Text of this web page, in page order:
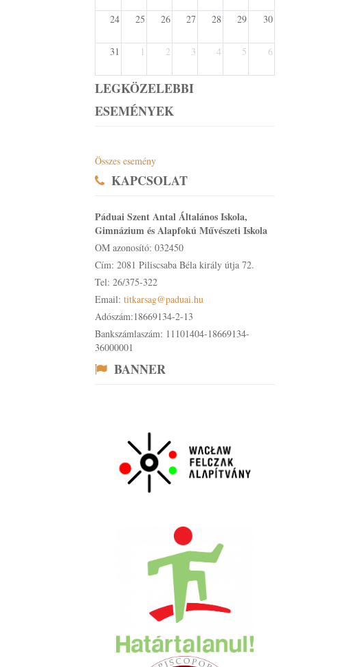
24 25 26 27 28 29 30
31 1 2 3 4 5 6
LEGKÖZELEBBI
ESEMÉNYEK
Összes esemény
KAPCSOLAT
Páduai Szent Antal Általános Iskola,
Gimnázium és Alapfokú Művészeti Iskola
OM azonosító: 032450
Cím: 2081 Piliscsaba Béla király útja 72.
Tel: 26/375-322
Email: titkarsag@paduai.hu
Adószám:18669134-2-13
Bankszámlaszám: 11101404-18669134-
36000001
BANNER